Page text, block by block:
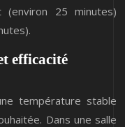
(environ 25 minutes)
efficacité
température stable
Dans une salle